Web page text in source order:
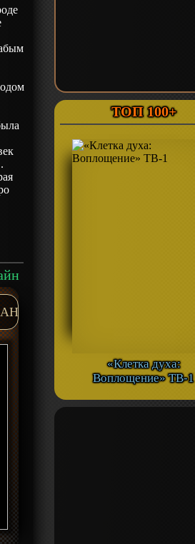
AH
ТОП 100+
«Клетка духа:
Воплощение» ТВ-1